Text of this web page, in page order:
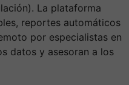
La plataforma
reportes automáticos
por especialistas en
datos y asesoran a los